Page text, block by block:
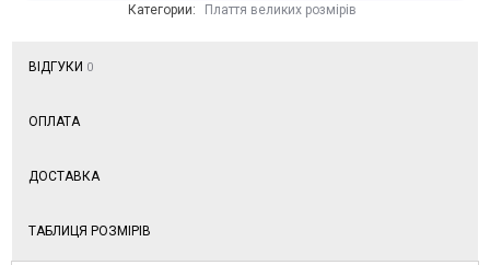
Категории: Плаття великих розмірів
ВІДГУКИ 0
ОПЛАТА
ДОСТАВКА
ТАБЛИЦЯ РОЗМІРІВ